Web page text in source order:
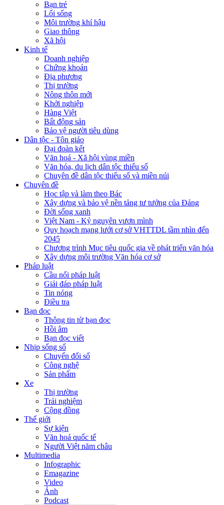
Bạn trẻ
Lối sống
Môi trường khí hậu
Giao thông
Xã hội
Kinh tế
Doanh nghiệp
Chứng khoán
Địa phương
Thị trường
Nông thôn mới
Khởi nghiệp
Hàng Việt
Bất động sản
Bảo vệ người tiêu dùng
Dân tộc - Tôn giáo
Đại đoàn kết
Văn hoá - Xã hội vùng miền
Văn hóa, du lịch dân tộc thiểu số
Chuyên đề dân tộc thiểu số và miền núi
Chuyên đề
Học tập và làm theo Bác
Xây dựng và bảo vệ nền tảng tư tưởng của Đảng
Đời sống xanh
Việt Nam - Kỷ nguyên vươn mình
Quy hoạch mạng lưới cơ sở VHTTDL tầm nhìn đến
2045
Chương trình Mục tiêu quốc gia về phát triển văn hóa
Xây dựng môi trường Văn hóa cơ sở
Pháp luật
Cầu nối pháp luật
Giải đáp pháp luật
Tin nóng
Điều tra
Bạn đọc
Thông tin từ bạn đọc
Hồi âm
Bạn đọc viết
Nhịp sống số
Chuyển đổi số
Công nghệ
Sản phẩm
Xe
Thị trường
Trải nghiệm
Cộng đồng
Thế giới
Sự kiện
Văn hoá quốc tế
Người Việt năm châu
Multimedia
Infographic
Emagazine
Video
Ảnh
Podcast